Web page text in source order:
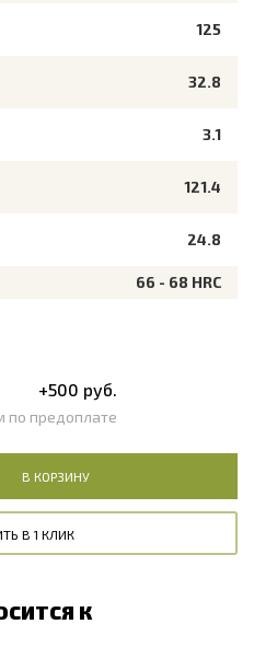
125
32.8
3.1
121.4
24.8
66 - 68 HRC
+500 руб.
по предоплате
В КОРЗИНУ
В 1 КЛИК
К